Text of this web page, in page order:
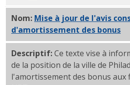
Nom: Mise à jour de l'avis
d'amortissement des bonusPDF
Descriptif:Ce texte vise à
de la position de la ville de
l'amortissement des bonus aux